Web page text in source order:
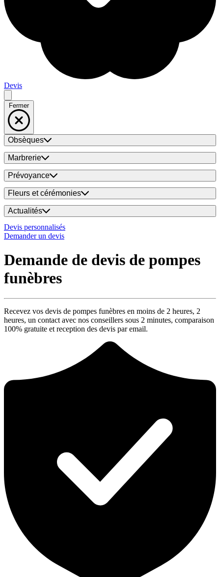
Devis
Fermer
Obsèques
Marbrerie
Prévoyance
Fleurs et cérémonies
Actualités
Devis personnalisés
Demander un devis
Demande de devis de pompes
funèbres
Recevez vos devis de pompes funèbres en moins de 2 heures, 2
heures, un contact avec nos conseillers sous 2 minutes, comparaison
100% gratuite et reception des devis par email.